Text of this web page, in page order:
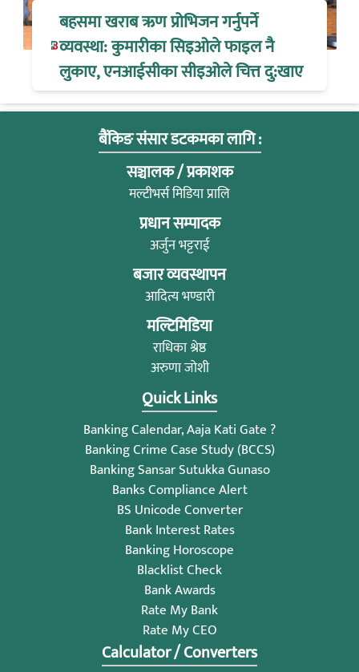
बहसमा खराब ऋण प्रोभिजन गर्नुपर्ने
व्यवस्था: कुमारीका सिइओले फाइल नै
लुकाए, एनआईसीका सीइओले चित्त दु:खाए
बैंकिङ संसार डटकमका लागि :
सञ्चालक / प्रकाशक
मल्टीभर्स मिडिया प्रालि
प्रधान सम्पादक
अर्जुन भट्टराई
बजार व्यवस्थापन
आदित्य भण्डारी
मल्टिमिडिया
राधिका श्रेष्ठ
अरुणा जोशी
Quick Links
Banking Calendar, Aaja Kati Gate ?
Banking Crime Case Study (BCCS)
Banking Sansar Sutukka Gunaso
Banks Compliance Alert
BS Unicode Converter
Bank Interest Rates
Banking Horoscope
Blacklist Check
Bank Awards
Rate My Bank
Rate My CEO
Calculator / Converters